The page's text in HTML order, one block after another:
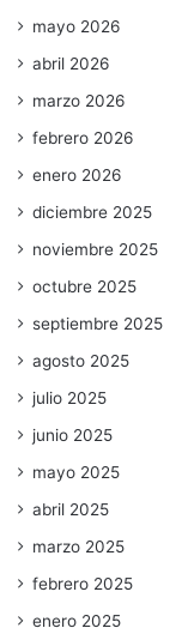
mayo 2026
abril 2026
marzo 2026
febrero 2026
enero 2026
diciembre 2025
noviembre 2025
octubre 2025
septiembre 2025
agosto 2025
julio 2025
junio 2025
mayo 2025
abril 2025
marzo 2025
febrero 2025
enero 2025